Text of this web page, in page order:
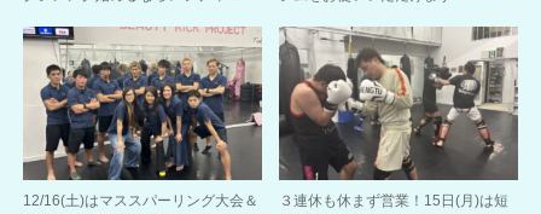
12/16(土)はマススパーリング大会＆
３連休も休まず営業！15日(月)は短